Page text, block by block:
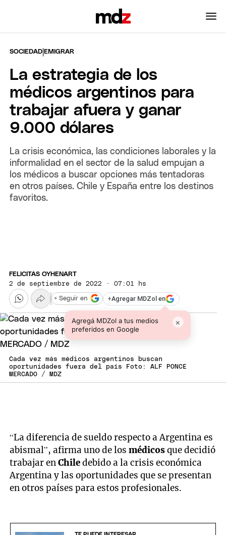
SOCIEDAD |EMIGRAR
La estrategia de los
médicos argentinos para
trabajar afuera y ganar
9.000 dólares
La crisis económica, las condiciones laborales y la
informalidad en el sector de la salud empujan a
los médicos a buscar opciones más tentadoras
en otros países. Chile y España entre los destinos
favoritos.
FELICITAS OYHENART
2 de septiembre de 2022 · 07:01 hs
+Agregar MDZol en
Agregá MDZol a tus medios
preferidos en Google
×
+ Seguir en
Cada vez más médicos argentinos buscan
oportunidades fuera del país Foto: ALF PONCE
MERCADO / MDZ
“La diferencia de sueldo respecto a Argentina es
abismal”, afirma uno de losmédicosque decidió
trabajar enChiledebido a la crisis económica
Argentina y las oportunidades que se presentan
en otros países para estos profesionales.